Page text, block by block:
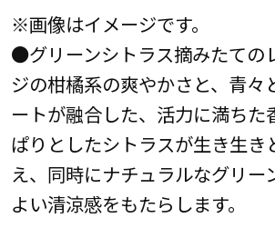
※画像はイメージです。
●グリーンシトラス摘みたての
ジの柑橘系の爽やかさと、青々
ートが融合した、活力に満ちた
ぱりとしたシトラスが生き生き
え、同時にナチュラルなグリー
よい清涼感をもたらします。